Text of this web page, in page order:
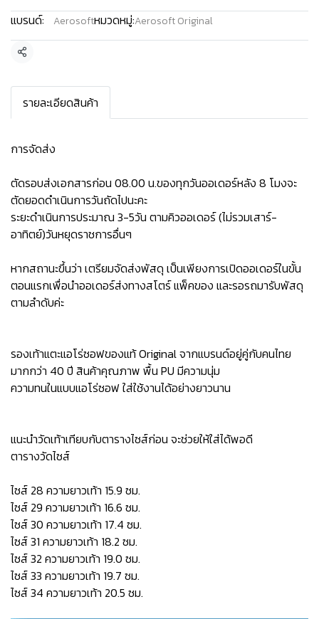
แบรนด์:
Aerosoftหมวดหมู่:Aerosoft Original
แชร์
รายละเอียดสินค้า
การจัดส่ง
ตัดรอบส่งเอกสารก่อน 08.00 น.ของทุกวันออเดอร์หลัง 8 โมงจะ
ตัดยอดดำเนินการวันถัดไปนะคะ
ระยะดำเนินการประมาณ 3-5วัน ตามคิวออเดอร์ (ไม่รวมเสาร์-
อาทิตย์)วันหยุดราชการอื่นๆ
หากสถานะขึ้นว่า เตรียมจัดส่งพัสดุ เป็นเพียงการเปิดออเดอร์ในขั้น
ตอนแรกเพื่อนำออเดอร์ส่งทางสโตร์ แพ็คของ และรอรถมารับพัสดุ
ตามลำดับค่ะ
รองเท้าแตะแอโร่ซอฟของแท้ Original จากแบรนด์อยู่คู่กับคนไทย
มากกว่า 40 ปี สินค้าคุณภาพ พื้น PU มีความนุ่ม
ความทนในแบบแอโร่ซอฟ ใส่ใช้งานได้อย่างยาวนาน
แนะนำวัดเท้าเทียบกับตารางไซส์ก่อน จะช่วยให้ใส่ได้พอดี
ตารางวัดไซส์
ไซส์ 28 ความยาวเท้า 15.9 ซม.
ไซส์ 29 ความยาวเท้า 16.6 ซม.
ไซส์ 30 ความยาวเท้า 17.4 ซม.
ไซส์ 31 ความยาวเท้า 18.2 ซม.
ไซส์ 32 ความยาวเท้า 19.0 ซม.
ไซส์ 33 ความยาวเท้า 19.7 ซม.
ไซส์ 34 ความยาวเท้า 20.5 ซม.